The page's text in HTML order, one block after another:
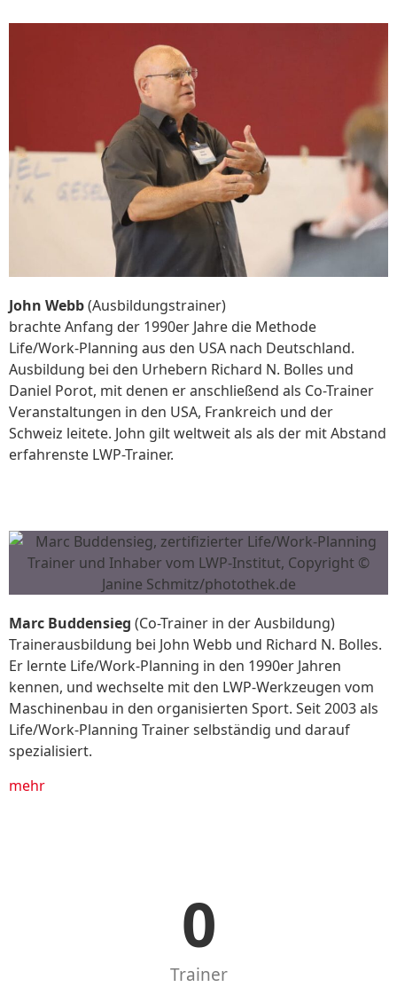
John Webb(Ausbildungstrainer)
brachte Anfang der 1990er Jahre die Methode
Life/Work-Planning aus den USA nach Deutschland.
Ausbildung bei den Urhebern Richard N. Bolles und
Daniel Porot, mit denen er anschließend als Co-Trainer
Veranstaltungen in den USA, Frankreich und der
Schweiz leitete. John gilt weltweit als als der mit Abstand
erfahrenste LWP-Trainer.
Marc Buddensieg (Co-Trainer in der Ausbildung)
Trainerausbildung bei John Webb und Richard N. Bolles.
Er lernte Life/Work-Planning in den 1990er Jahren
kennen, und wechselte mit den LWP-Werkzeugen vom
Maschinenbau in den organisierten Sport. Seit 2003 als
Life/Work-Planning Trainer selbständig und darauf
spezialisiert.
mehr
Trainer
0